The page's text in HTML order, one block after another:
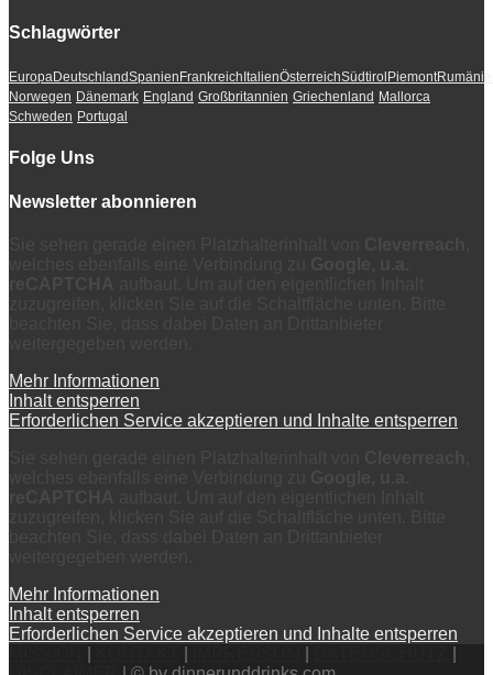
Schlagwörter
EuropaDeutschlandSpanien Frankreich ItalienÖsterreichSüdtirol Piemont
Norwegen Dänemark England Großbritannien Griechenland Mallorca
Schweden Portugal
Folge Uns
Newsletter abonnieren
Mehr Informationen
Inhalt entsperren
Erforderlichen Service akzeptieren und Inhalte entsperren
Mehr Informationen
Inhalt entsperren
Erforderlichen Service akzeptieren und Inhalte entsperren